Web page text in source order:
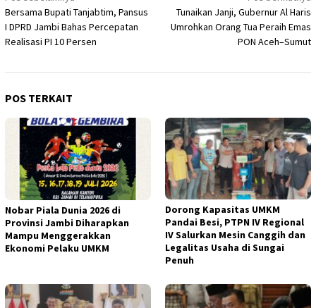
pos
Bersama Bupati Tanjabtim, Pansus
I DPRD Jambi Bahas Percepatan
Realisasi PI 10 Persen
Tunaikan Janji, Gubernur Al Haris
Umrohkan Orang Tua Peraih Emas
PON Aceh–Sumut
POS TERKAIT
Nobar Piala Dunia 2026 di
Provinsi Jambi Diharapkan
Mampu Menggerakkan
Ekonomi Pelaku UMKM
Dorong Kapasitas UMKM
Pandai Besi, PTPN IV Regional
IV Salurkan Mesin Canggih dan
Legalitas Usaha di Sungai
Penuh